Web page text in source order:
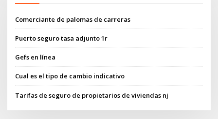
Comerciante de palomas de carreras
Puerto seguro tasa adjunto 1r
Gefs en línea
Cual es el tipo de cambio indicativo
Tarifas de seguro de propietarios de viviendas nj